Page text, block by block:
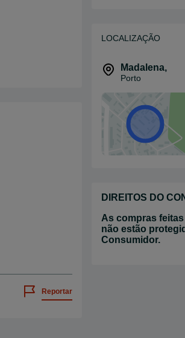
Reportar
LOCALIZAÇÃO
Madalena,
Porto
DIREITOS DO
As compras
não estão
Consumidor.